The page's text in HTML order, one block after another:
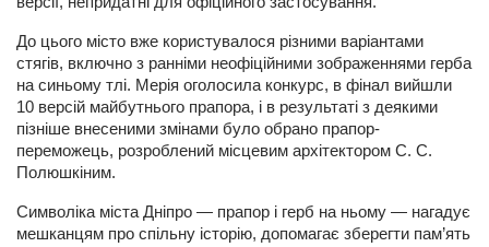
До цього місто вже користувалося різними варіантами
стягів, включно з ранніми неофіційними зображеннями герба
на синьому тлі. Мерія оголосила конкурс, в фінал вийшли
10 версій майбутнього прапора, і в результаті з деякими
пізніше внесеними змінами було обрано прапор-
переможець, розроблений місцевим архітектором С. С.
Полюшкіним.
Символіка міста Дніпро — прапор і герб на ньому — нагадує
мешканцям про спільну історію, допомагає зберегти пам’ять